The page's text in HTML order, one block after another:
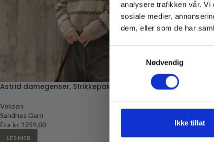
analysere trafikken vår. Vi
sosiale medier,
dem, eller som de har
Nødvendig
Ikke tillat
Astrid damegenser, Strikkepakke
Voksen
Sandnes Garn
Fra kr 1259,00
LES MER
Emerson dress,
Sandnes Garn
Email
* Gjelder ikke